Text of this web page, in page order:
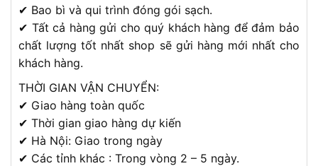
✔ Bao bì và qui trình đóng gói sạch.
✔ Tất cả hàng gửi cho quý khách hàng để đảm bảo
chất lượng tốt nhất shop sẽ gửi hàng mới nhất cho
khách hàng.
THỜI GIAN VẬN CHUYỂN:
✔ Giao hàng toàn quốc
✔ Thời gian giao hàng dự kiến
✔ Hà Nội: Giao trong ngày
✔ Các tỉnh khác : Trong vòng 2 – 5 ngày.